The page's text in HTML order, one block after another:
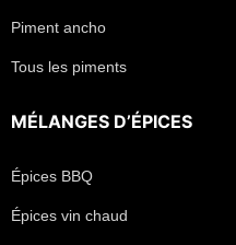
Piment ancho
Tous les piments
MÉLANGES D’ÉPICES
Épices BBQ
Épices vin chaud